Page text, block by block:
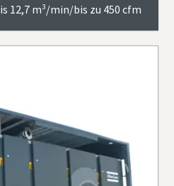
12,7 m³/min/bis zu 450 cfm